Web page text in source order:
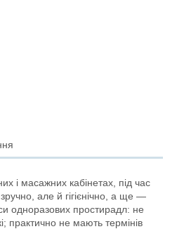
і масажних кабінетах, під час
але й гігієнічно, а ще —
одноразових простирадл: не
практично не мають термінів